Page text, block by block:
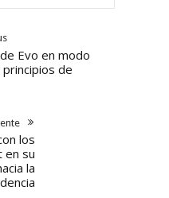
Evo en modo
de
los
en su
la